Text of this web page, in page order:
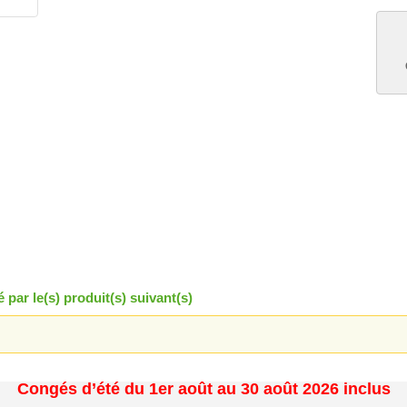
par le(s) produit(s) suivant(s)
Congés d’été du 1er août au 30 août 2026 inclus